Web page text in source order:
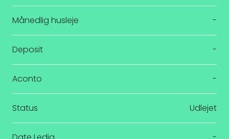
Månedlig husleje -
Deposit -
Aconto -
Status Udlejet